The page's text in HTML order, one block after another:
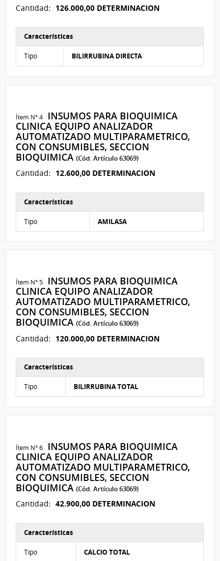
Cantidad: 126.000,00 DETERMINACION
Características
Tipo BILIRRUBINA DIRECTA
Ítem Nº 4
INSUMOS PARA BIOQUIMICA
CLINICA EQUIPO ANALIZADOR
AUTOMATIZADO MULTIPARAMETRICO,
CON CONSUMIBLES, SECCION
BIOQUIMICA(Cód. Artículo 63069)
Cantidad: 12.600,00 DETERMINACION
Características
Tipo AMILASA
Ítem Nº 5
INSUMOS PARA BIOQUIMICA
CLINICA EQUIPO ANALIZADOR
AUTOMATIZADO MULTIPARAMETRICO,
CON CONSUMIBLES, SECCION
BIOQUIMICA(Cód. Artículo 63069)
Cantidad: 120.000,00 DETERMINACION
Características
Tipo BILIRRUBINA TOTAL
Ítem Nº 6
INSUMOS PARA BIOQUIMICA
CLINICA EQUIPO ANALIZADOR
AUTOMATIZADO MULTIPARAMETRICO,
CON CONSUMIBLES, SECCION
BIOQUIMICA(Cód. Artículo 63069)
Cantidad: 42.900,00 DETERMINACION
Características
Tipo CALCIO TOTAL